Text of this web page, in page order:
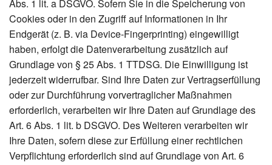
Abs. 1 lit. a DSGVO. Sofern Sie in die Speicherung von
Cookies oder in den Zugriff auf Informationen in Ihr
Endgerät (z. B. via Device-Fingerprinting) eingewilligt
haben, erfolgt die Datenverarbeitung zusätzlich auf
Grundlage von § 25 Abs. 1 TTDSG. Die Einwilligung ist
jederzeit widerrufbar. Sind Ihre Daten zur Vertragserfüllung
oder zur Durchführung vorvertraglicher Maßnahmen
erforderlich, verarbeiten wir Ihre Daten auf Grundlage des
Art. 6 Abs. 1 lit. b DSGVO. Des Weiteren verarbeiten wir
Ihre Daten, sofern diese zur Erfüllung einer rechtlichen
Verpflichtung erforderlich sind auf Grundlage von Art. 6